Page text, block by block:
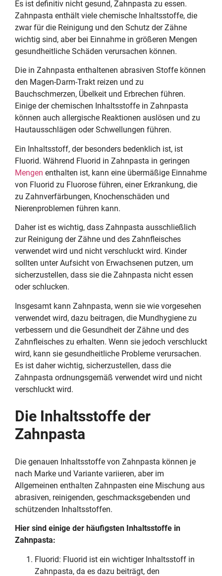
Es ist definitiv nicht gesund, Zahnpasta zu essen.
Zahnpasta enthält viele chemische Inhaltsstoffe, die
zwar für die Reinigung und den Schutz der Zähne
wichtig sind, aber bei Einnahme in größeren Mengen
gesundheitliche Schäden verursachen können.
Die in Zahnpasta enthaltenen abrasiven Stoffe können
den Magen-Darm-Trakt reizen und zu
Bauchschmerzen, Übelkeit und Erbrechen führen.
Einige der chemischen Inhaltsstoffe in Zahnpasta
können auch allergische Reaktionen auslösen und zu
Hautausschlägen oder Schwellungen führen.
Ein Inhaltsstoff, der besonders bedenklich ist, ist
Fluorid. Während Fluorid in Zahnpasta in geringen
Mengen enthalten ist, kann eine übermäßige Einnahme
von Fluorid zu Fluorose führen, einer Erkrankung, die
zu Zahnverfärbungen, Knochenschäden und
Nierenproblemen führen kann.
Daher ist es wichtig, dass Zahnpasta ausschließlich
zur Reinigung der Zähne und des Zahnfleisches
verwendet wird und nicht verschluckt wird. Kinder
sollten unter Aufsicht von Erwachsenen putzen, um
sicherzustellen, dass sie die Zahnpasta nicht essen
oder schlucken.
Insgesamt kann Zahnpasta, wenn sie wie vorgesehen
verwendet wird, dazu beitragen, die Mundhygiene zu
verbessern und die Gesundheit der Zähne und des
Zahnfleisches zu erhalten. Wenn sie jedoch verschluckt
wird, kann sie gesundheitliche Probleme verursachen.
Es ist daher wichtig, sicherzustellen, dass die
Zahnpasta ordnungsgemäß verwendet wird und nicht
verschluckt wird.
Die Inhaltsstoffe der
Zahnpasta
Die genauen Inhaltsstoffe von Zahnpasta können je
nach Marke und Variante variieren, aber im
Allgemeinen enthalten Zahnpasten eine Mischung aus
abrasiven, reinigenden, geschmacksgebenden und
schützenden Inhaltsstoffen.
Hier sind einige der häufigsten Inhaltsstoffe in
Zahnpasta:
Fluorid: Fluorid ist ein wichtiger Inhaltsstoff in
Zahnpasta, da es dazu beiträgt, den